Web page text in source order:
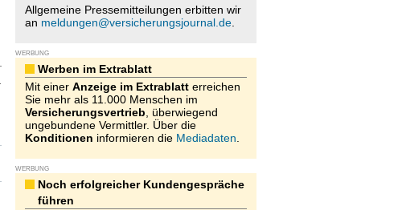
Allgemeine Pressemitteilungen erbitten wir
an meldungen@versicherungsjournal.de.
WERBUNG
Werben im Extrablatt
Mit einer Anzeige im Extrablatterreichen
Sie mehr als 11.000 Menschen im
Versicherungsvertrieb , überwiegend
ungebundene Vermittler. Über die
Konditionen informieren die Mediadaten
WERBUNG
Noch erfolgreicher Kundengespräche
führen